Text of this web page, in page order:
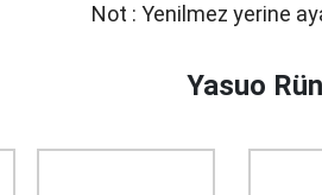
Not : Yenilmez yerine
Yasuo